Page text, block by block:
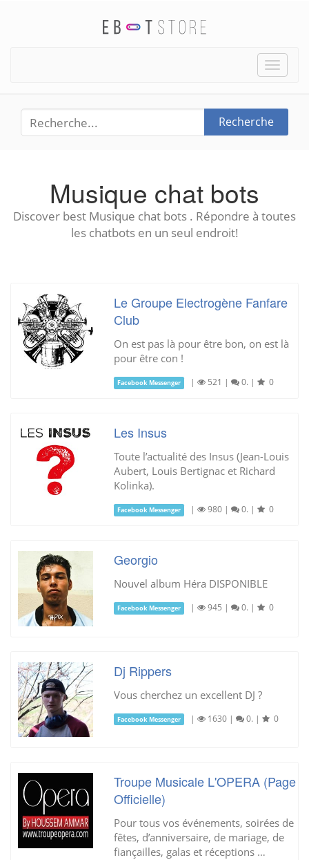
Toggle
Recherche
Musique chat bots
Discover best Musique chat bots . Répondre à toutes
les chatbots en un seul endroit!
Le Groupe Electrogène Fanfare
Club
On est pas là pour être bon, on est là
pour être con !
Facebook Messenger | 521 | 0. | 0
Les Insus
Toute l’actualité des Insus (Jean-Louis
Aubert, Louis Bertignac et Richard
Kolinka).
Facebook Messenger | 980 | 0. | 0
Georgio
Nouvel album Héra DISPONIBLE
Facebook Messenger | 945 | 0. | 0
Dj Rippers
Vous cherchez un excellent DJ ?
Facebook Messenger | 1630 | 0. | 0
Troupe Musicale L'OPERA (Page
Officielle)
Pour tous vos événements, soirées de
fêtes, d’anniversaire, de mariage, de
fiançailles, galas et réceptions …